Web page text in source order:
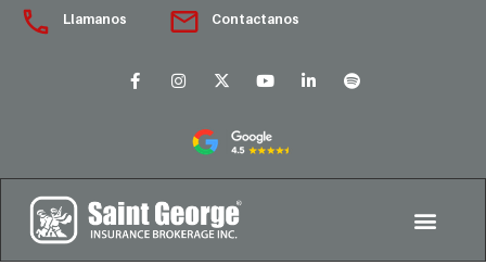
Llamanos Contactanos